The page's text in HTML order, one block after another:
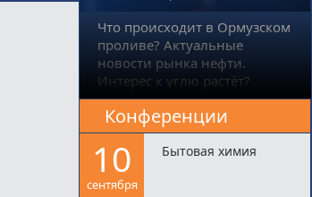
Что происходит в Ормузском
проливе? Актуальные
новости рынка нефти.
Интерес к углю растёт?
Конференции
10
сентября
Бытовая химия